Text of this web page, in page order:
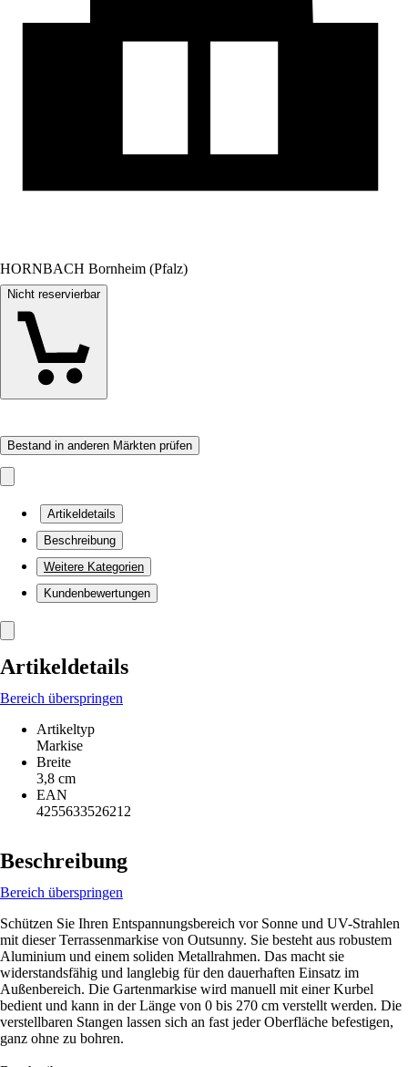
HORNBACH Bornheim (Pfalz)
Nicht reservierbar
Bestand in anderen Märkten prüfen
Artikeldetails
Beschreibung
Weitere Kategorien
Kundenbewertungen
Artikeldetails
Bereich überspringen
Artikeltyp
Markise
Breite
3,8 cm
EAN
4255633526212
Beschreibung
Bereich überspringen
Schützen Sie Ihren Entspannungsbereich vor Sonne und UV-Strahlen
mit dieser Terrassenmarkise von Outsunny. Sie besteht aus robustem
Aluminium und einem soliden Metallrahmen. Das macht sie
widerstandsfähig und langlebig für den dauerhaften Einsatz im
Außenbereich. Die Gartenmarkise wird manuell mit einer Kurbel
bedient und kann in der Länge von 0 bis 270 cm verstellt werden. Die
verstellbaren Stangen lassen sich an fast jeder Oberfläche befestigen,
ganz ohne zu bohren.